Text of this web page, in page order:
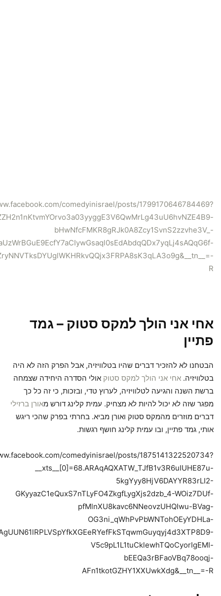
comedyinisrael/posts/1799170646784469?
bHwNfcFMKR8gRJk0A8Zcy1SvnS2zzvhe3V_-
R
אחי אני הולך למקס סטוק – גמד
פתיין
הבטחנו לא להזכיר דברים שהיו בטלוויזיה, אבל הפרק הזה לא היה
בטלוויזיה. אחי אני הולך למקס סטוק אולי הסדרה היחידה שצמחה
ברשת השנה והגיעה לטלוויזיה, לערוץ טדי, ובזכות, כי זה כל כך
מפגר שזה לא יכול להיות לא מצחיק. עמית קלינג דורש מאורן ברזילי
דברים מוזרים מהמקס סטוק ואורן מביא. בחרתי בפרק שהכי ריגש
אותי, גמד פתיין, ובו עמית קלינג חושף רגשות.
comedyinisrael/posts/1875141322520734?
__xts__[0]=68.ARAqAQXATW_TJfB1v3R6uIUHE87u-
5kgYyy8HjV6DAYYR83rLI2-
GKyyazC1eQuxS7nTLyFO4ZkgfLygXjs2dzb_4-WOiz7DUf-
pfMlnXU8kavc6NNeovzUHQIwu-BVag-
OG3ni_qWhPvPbWNTohOEyYDHLa-
V5c9pL1L1tuCklewhTQoCyorIgEMI-
bEEQa3rBFaoVBq78ooqj-
AFn1tkotGZHY1XXUwkXdg&__tn__=-R